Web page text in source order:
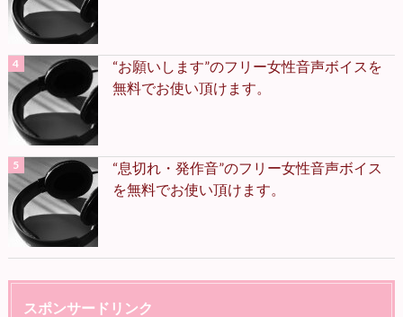
“お願いします”のフリー女性音声ボイスを
無料でお使い頂けます。
“息切れ・発作音”のフリー女性音声ボイス
を無料でお使い頂けます。
スポンサードリンク